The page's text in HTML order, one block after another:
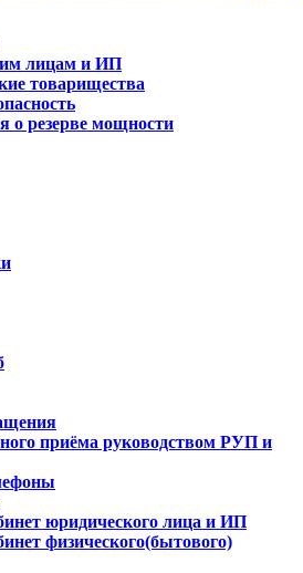
лицам и ИП
товарищества
о резерве мощности
приёма руководством РУП и
юридического лица и ИП
физического(бытового)